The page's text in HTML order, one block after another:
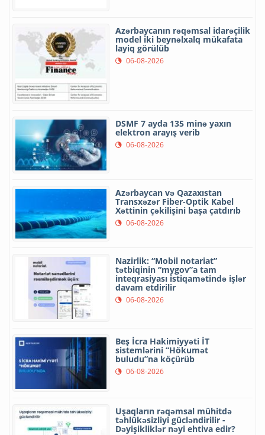
Azərbaycanın rəqəmsal idarəçilik
model iki beynəlxalq mükafata
layiq görülüb
06-08-2026
DSMF 7 ayda 135 minə yaxın
elektron arayış verib
06-08-2026
Azərbaycan və Qazaxıstan
Transxəzər Fiber-Optik Kabel
Xəttinin çəkilişini başa çatdırıb
06-08-2026
Nazirlik: “Mobil notariat”
tətbiqinin “mygov”a tam
inteqrasiyası istiqamətində işlər
davam etdirilir
06-08-2026
Beş İcra Hakimiyyəti İT
sistemlərini “Hökumət
buludu”na köçürüb
06-08-2026
Uşaqların rəqəmsal mühitdə
təhlükəsizliyi gücləndirilir -
Dəyişikliklər nəyi ehtiva edir?